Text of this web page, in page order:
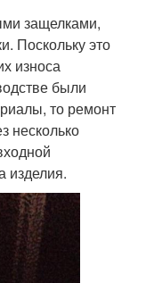
защелками,
Поскольку это
износа
были
то ремонт
несколько
изделия.